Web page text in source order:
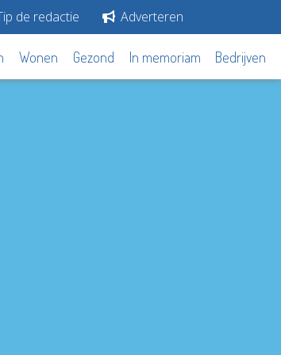
de redactie Adverteren
Wonen Gezond In memoriam Bedrijven